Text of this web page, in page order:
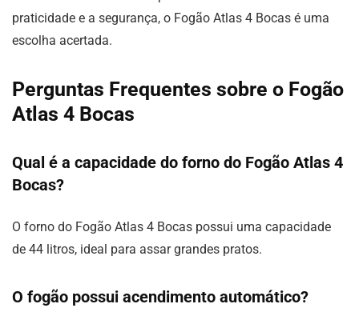
praticidade e a segurança, o Fogão Atlas 4 Bocas é uma
escolha acertada.
Perguntas Frequentes sobre o Fogão
Atlas 4 Bocas
Qual é a capacidade do forno do Fogão Atlas 4
Bocas?
O forno do Fogão Atlas 4 Bocas possui uma capacidade
de 44 litros, ideal para assar grandes pratos.
O fogão possui acendimento automático?